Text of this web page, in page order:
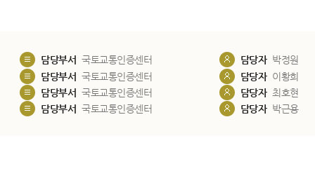
담당부서 국토교통인증센터 담당자 박정원
담당부서 국토교통인증센터 담당자 이황희
담당부서 국토교통인증센터 담당자 최호현
담당부서 국토교통인증센터 담당자 박근용